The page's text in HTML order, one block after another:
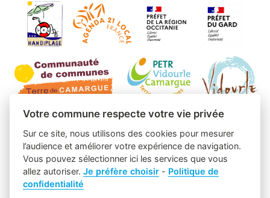
Votre commune respecte votre vie privée
Sur ce site, nous utilisons des cookies pour mesurer
l’audience et améliorer votre expérience de navigation.
Vous pouvez sélectionner ici les services que vous
allez autoriser.Je préfère choisir - Politique de
confidentialité